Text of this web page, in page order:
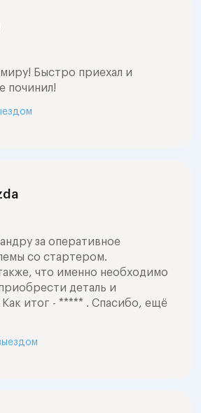
Быстро приехал и
починил!
за оперативное
со стартером.
что именно необходимо
деталь и
Как итог - ***** . Спасибо, ещё